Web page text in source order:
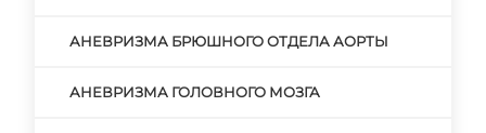
АНЕВРИЗМА БРЮШНОГО ОТДЕЛА АОРТЫ
АНЕВРИЗМА ГОЛОВНОГО МОЗГА